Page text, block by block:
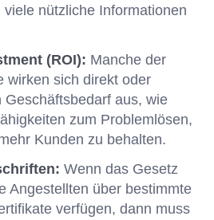
nützliche Informationen
(ROI): Manche der
wirken sich direkt oder
Geschäftsbedarf aus, wie
zum Problemlösen,
Kunden zu behalten.
Wenn das Gesetz
Angestellten über bestimmte
verfügen, dann muss